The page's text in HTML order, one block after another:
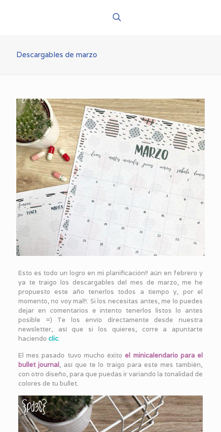
Descargables de marzo
Esto es todo un logro en mi planificación!! aún en febrero y
ya te traigo los descargables del mes de marzo, me he
propuesto este año tenerlos todos a tiempo y, por el
momento, no voy mal!!. Si los necesitas antes, me lo puedes
dejar en comentarios e intento tenerlos listos lo antes
posible =) Te los envío directamente desde nuestra
newsletter, así que si los quieres, corre a apuntarte
haciendo clic.
El mes pasado tuvo mucho éxito el minicalendario para el
bullet journal, así que te lo traigo para este mes también,
con otro diseño, para que puedas ir variando la tonalidad de
colores de tu bullet.